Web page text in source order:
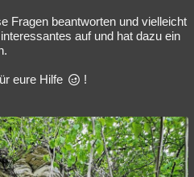
Fragen beantworten und vielleicht
auf und hat dazu ein
eure Hilfe !